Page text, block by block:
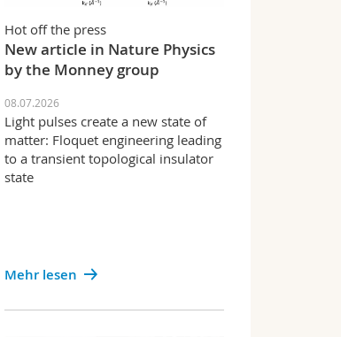
Hot off the press
New article in Nature Physics
by the Monney group
08.07.2026
Light pulses create a new state of
matter: Floquet engineering leading
to a transient topological insulator
state
Mehr lesen